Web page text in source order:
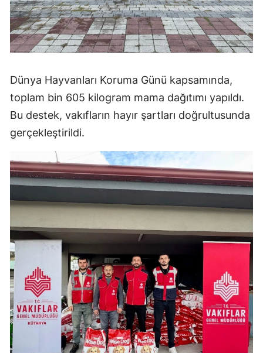
Dünya Hayvanları Koruma Günü kapsamında,
toplam bin 605 kilogram mama dağıtımı yapıldı.
Bu destek, vakıfların hayır şartları doğrultusunda
gerçekleştirildi.